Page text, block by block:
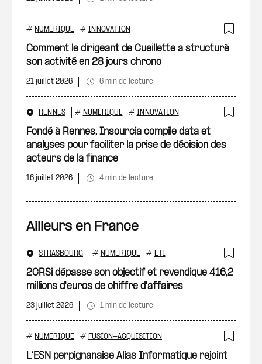
# NUMÉRIQUE # INNOVATION
Comment le dirigeant de Cueillette a structuré
son activité en 28 jours chrono
21 juillet 2026 6 min de lecture
RENNES # NUMÉRIQUE # INNOVATION
Fondé à Rennes, Insourcia compile data et
analyses pour faciliter la prise de décision des
acteurs de la finance
16 juillet 2026 4 min de lecture
Ailleurs en France
STRASBOURG # NUMÉRIQUE # ETI
2CRSi dépasse son objectif et revendique 416,2
millions d'euros de chiffre d'affaires
23 juillet 2026 1 min de lecture
# NUMÉRIQUE # FUSION-ACQUISITION
L’ESN perpignanaise Alias Informatique rejoint